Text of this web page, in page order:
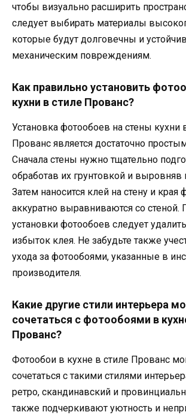
чтобы визуально расширить
следует выбирать материалы
которые будут долговечны и
механическим повреждениям.
Как правильно установить
кухни в стиле Прованс?
Установка фотообоев на стены кухни
Прованс является достаточно
Сначала стены нужно тщательно
обработав их грунтовкой и выровняв
Затем наносится клей на стену и края
аккуратно выравниваются со стеной.
установки фотообоев следует
избыток клея. Не забудьте также
ухода за фотообоями, указанные в
производителя.
Какие другие стили интерьера
сочетаться с фотообоями в
Прованс?
Фотообои в кухне в стиле Прованс
сочетаться с такими стилями
ретро, скандинавский и
также подчеркивают уютность и